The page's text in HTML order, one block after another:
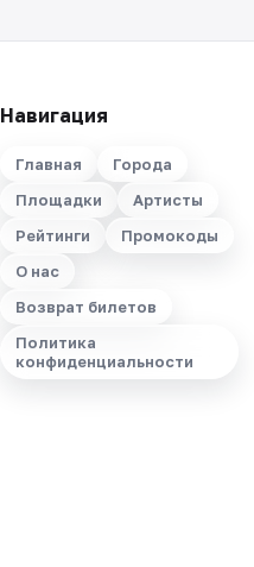
Навигация
Главная
Города
Площадки
Артисты
Рейтинги
Промокоды
О нас
Возврат билетов
Политика
конфиденциальности